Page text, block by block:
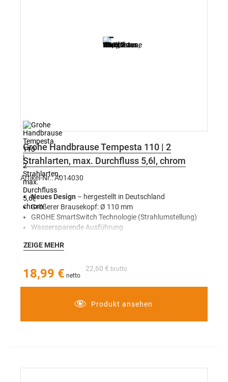
Grohe Handbrause Tempesta 110 | 2
Strahlarten, max. Durchfluss 5,6l, chrom
Artikel-Nr.: A014030
Neues Design – hergestellt in Deutschland
Größerer Brausekopf: Ø 110 mm
GROHE SmartSwitch Technologie (Strahlumstellung)
Wassersparende Ausführung
ShockProof Silikonring zum Schutz vor Beschädigung
Strahldüsen mit SpeedClean Anti-Kalk-System
Perfekt abgestimmt auf das Design der runden
Tempesta 250 Kopfbrausen
ZEIGE MEHR
22,60 €
18,99 €
Produkt ansehen